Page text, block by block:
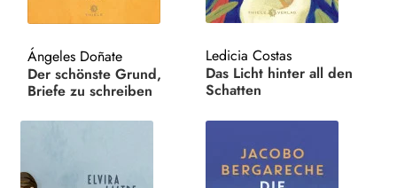
Search:
Ángeles Doñate
Der schönste Grund,
Briefe zu schreiben
Ledicia Costas
Das Licht hinter all den
Schatten